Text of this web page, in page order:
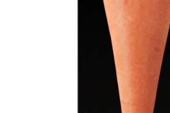
FOARFECE ELECTRICE SI ACCESORII